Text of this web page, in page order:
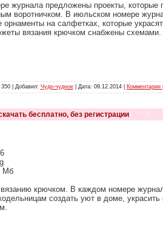
журнала предложены проекты, которые
воротничком. В июльском номере
на салфетках, которые
вязания крючком снабжены схемами.
| Добавил: Чудо-чудное| Дата: 09.12.2014| Комментарии
бесплатно, без регистрации
Мб
крючком. В каждом номере
создать уют в доме,